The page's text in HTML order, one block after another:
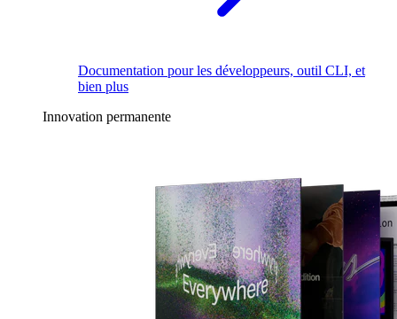
Documentation pour les développeurs, outil CLI, et
bien plus
Innovation permanente